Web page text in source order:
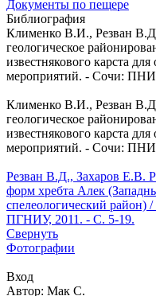
Документы по пещере
Библиография
Клименко В.И., Резван
геологическое
известнякового карста
мероприятий. - Сочи:
Клименко В.И., Резван
геологическое
известнякового карста
мероприятий. - Сочи:
Резван В.Д., Захаров Е.В.
форм хребта Алек
спелеологический
ПГНИУ, 2011. - С. 5-19.
Свернуть
Фотографии
Вход
Автор: Мак С.